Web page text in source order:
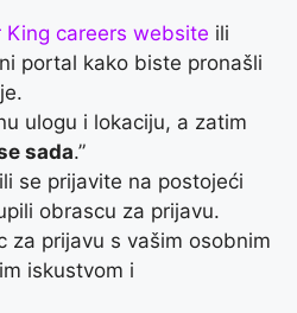
King careers website ili
portal kako biste pronašli
ulogu i lokaciju, a zatim
sada.”
ili se prijavite na postojeći
obrascu za prijavu.
za prijavu s vašim osobnim
iskustvom i